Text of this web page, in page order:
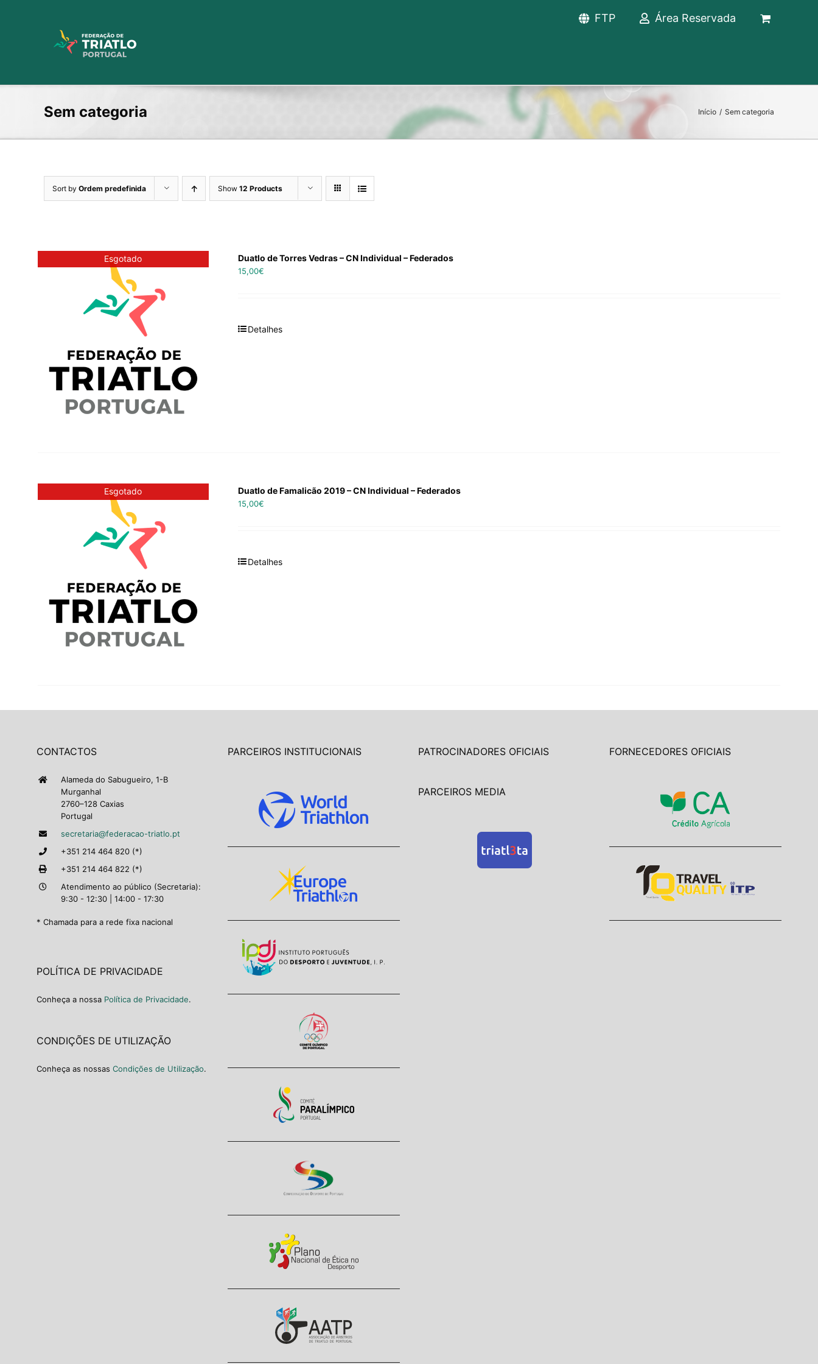
FTP Área Reservada
Sem categoria Início / Sem categoria
Sort by Ordem predefinida Show 12 Products
Esgotado Duatlo de Torres Vedras – CN Individual – Federados
15,00€
Detalhes
Esgotado Duatlo de Famalicão 2019 – CN Individual – Federados
15,00€
Detalhes
CONTACTOS
Alameda do Sabugueiro, 1-B
Murganhal
2760–128 Caxias
Portugal
secretaria@federacao-triatlo.pt
+351 214 464 820 (*)
+351 214 464 822 (*)
Atendimento ao público (Secretaria):
9:30 - 12:30 | 14:00 - 17:30
* Chamada para a rede fixa nacional
POLÍTICA DE PRIVACIDADE
Conheça a nossa Política de Privacidade.
CONDIÇÕES DE UTILIZAÇÃO
Conheça as nossas Condições de Utilização.
PARCEIROS INSTITUCIONAIS PATROCINADORES OFICIAIS
PARCEIROS MEDIA
FORNECEDORES OFICIAIS